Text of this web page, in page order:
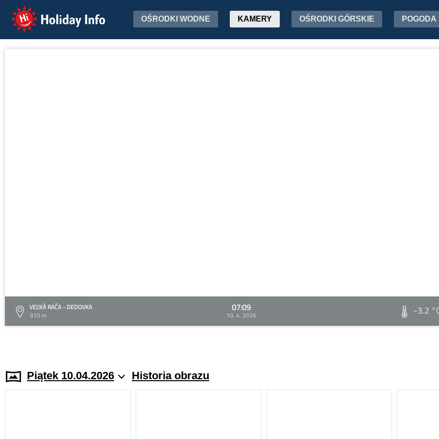
Holiday Info OŚRODKI WODNE KAMERY OŚRODKI GÓRSKIE POGODA
VEĽKÁ RAČA - DEDOVKA
970 m
07:09
10. 4. 2026 -3.2
Piątek 10.04.2026 Historia obrazu